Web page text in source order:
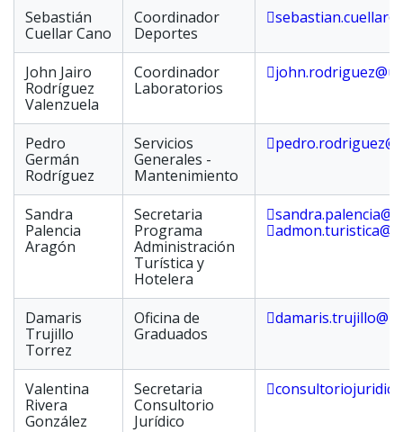
Sebastián
Cuellar Cano
Coordinador
Deportes
John Jairo
Rodríguez
Valenzuela
Coordinador
Laboratorios
Pedro
Germán
Rodríguez
Servicios
Generales -
Mantenimiento
Sandra
Palencia
Aragón
Secretaria
Programa
Administración
Turística y
Hotelera
Damaris
Trujillo
Torrez
Oficina de
Graduados
Valentina
Rivera
González
Secretaria
Consultorio
Jurídico